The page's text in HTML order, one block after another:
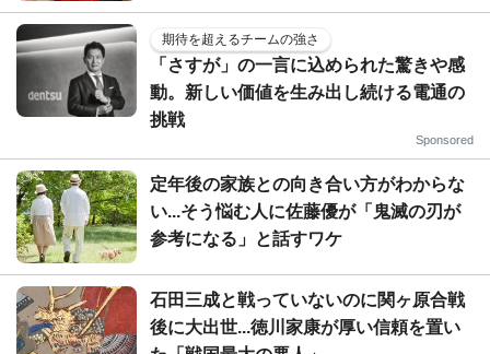
期待を超えるチームの強さ
「さすが」の一言に込められた驚きや感
動。新しい価値を生み出し続ける電通の
挑戦
Sponsored
定年後の家族との向き合い方がわからな
い...そう悩む人に佐藤優が「鬼滅の刃が
参考になる」と話すワケ
石田三成と戦っていないのに関ヶ原合戦
後に大出世...徳川家康が厚い信頼を置い